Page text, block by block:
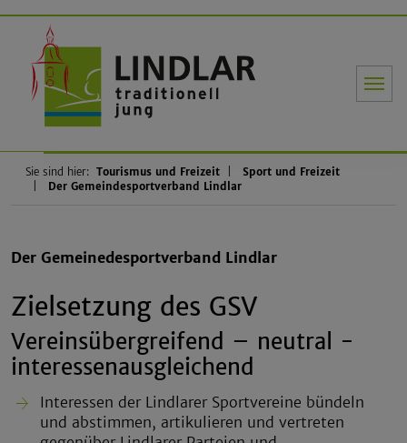
Sie sind hier: Tourismus und Freizeit
Sport und Freizeit
Der Gemeindesportverband Lindlar
Der Gemeinedesportverband Lindlar
Zielsetzung des GSV
Vereinsübergreifend – neutral -
interessenausgleichend
Interessen der Lindlarer Sportvereine bündeln
und abstimmen, artikulieren und vertreten